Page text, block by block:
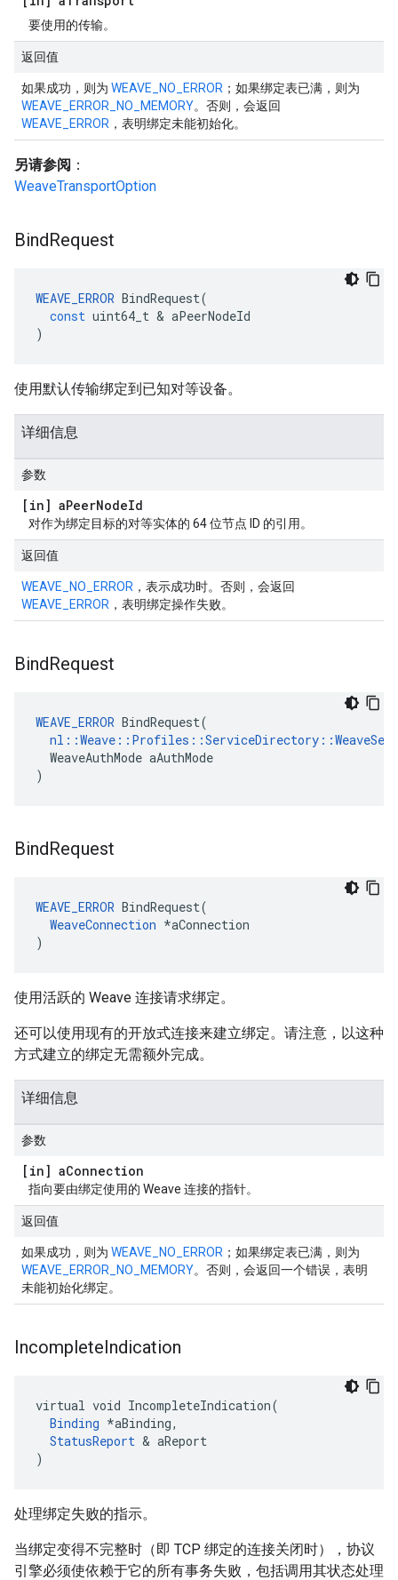
要使用的传输。
返回值
如果成功，则为 WEAVE_NO_ERROR ；如果绑定表已满，则为
WEAVE_ERROR_NO_MEMORY。否则，会返回
WEAVE_ERROR ，表明绑定未能初始化。
另请参阅 ：
WeaveTransportOption
BindRequest
WEAVE_ERROR BindRequest(
const uint64_t & aPeerNodeId
)
使用默认传输绑定到已知对等设备。
详细信息
参数
[in] aPeerNodeId
对作为绑定目标的对等实体的 64 位节点 ID 的引用。
返回值
WEAVE_NO_ERROR ，表示成功时。否则，会返回
WEAVE_ERROR ，表明绑定操作失败。
BindRequest
WEAVE_ERROR BindRequest(
  WeaveAuthMode aAuthMode
)
BindRequest
WEAVE_ERROR BindRequest(
WeaveConnection *aConnection
)
使用活跃的 Weave 连接请求绑定。
还可以使用现有的开放式连接来建立绑定。请注意，以这种
方式建立的绑定无需额外完成。
详细信息
参数
[in] aConnection
指向要由绑定使用的 Weave 连接的指针。
返回值
如果成功，则为 WEAVE_NO_ERROR ；如果绑定表已满，则为
WEAVE_ERROR_NO_MEMORY。否则，会返回一个错误，表明
未能初始化绑定。
IncompleteIndication
virtual void IncompleteIndication(
Binding *aBinding,
StatusReport & aReport
)
处理绑定失败的指示。
当绑定变得不完整时（即 TCP 绑定的连接关闭时），协议
引擎必须使依赖于它的所有事务失败，包括调用其状态处理